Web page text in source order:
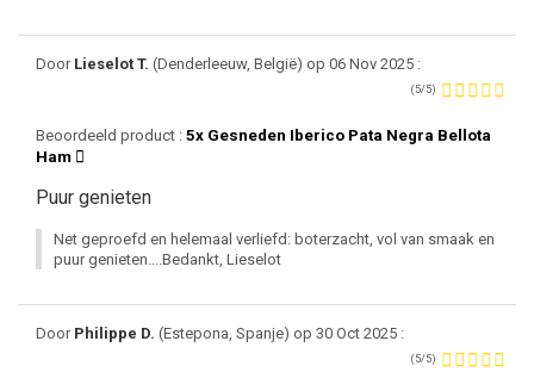
Door Lieselot T. (Denderleeuw, België) op 06 Nov 2025 :
(5/5)
Beoordeeld product : 5x Gesneden Iberico Pata Negra Bellota
Ham
Puur genieten
Net geproefd en helemaal verliefd: boterzacht, vol van smaak en
puur genieten....Bedankt, Lieselot
Door Philippe D. (Estepona, Spanje) op 30 Oct 2025 :
(5/5)